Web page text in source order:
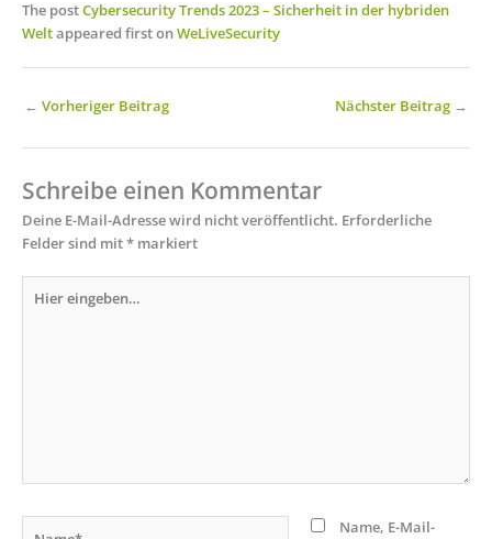
The postCybersecurity Trends 2023 – Sicherheit in der hybriden
Weltappeared first onWeLiveSecurity
← Vorheriger Beitrag Nächster Beitrag →
Schreibe einen Kommentar
Deine E-Mail-Adresse wird nicht veröffentlicht. Erforderliche
Felder sind mit* markiert
eingeben…
Name, E-Mail-